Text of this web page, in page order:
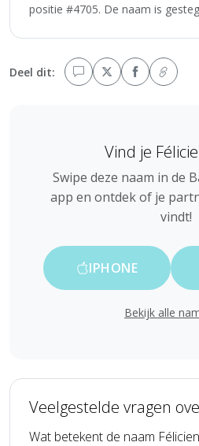
positie #4705. De naam is
Deel dit:
Vind je
Swipe deze naam in de
app en ontdek of je
vindt!
IPHONE
Bekijk alle
Veelgestelde vragen
Wat betekent de naam